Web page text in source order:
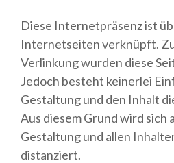
Diese Internetpräsenz ist
Internetseiten verknüpft.
Verlinkung wurden diese
Jedoch besteht keinerlei
Gestaltung und den Inhalt
Aus diesem Grund wird sich
Gestaltung und allen
distanziert.